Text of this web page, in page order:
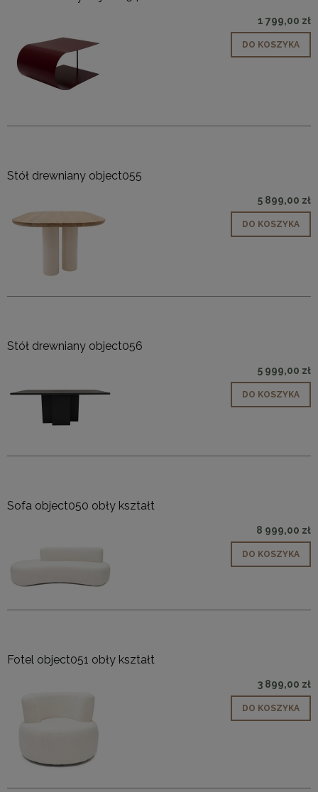
1 799,00 zł
DO KOSZYKA
Stół drewniany object055
5 899,00 zł
DO KOSZYKA
Stół drewniany object056
5 999,00 zł
DO KOSZYKA
Sofa object050 obły kształt
8 999,00 zł
DO KOSZYKA
Fotel object051 obły kształt
3 899,00 zł
DO KOSZYKA